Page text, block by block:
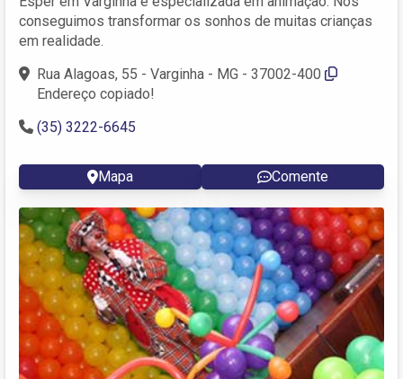
conseguimos transformar os sonhos de muitas crianças
em realidade.
Rua Alagoas, 55 - Varginha - MG - 37002-400
Endereço copiado!
(35) 3222-6645
Mapa Comente